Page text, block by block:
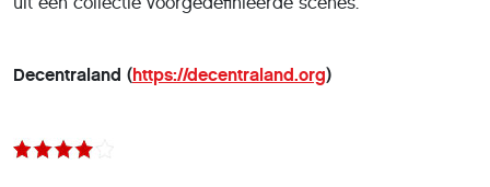
Decentraland (https://decentraland.org)